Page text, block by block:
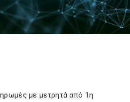
με μετρητά από 1η